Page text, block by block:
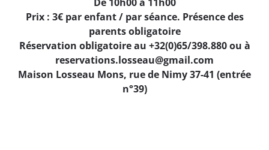
Prix : 3€ par enfant / par séance. Présence des
parents obligatoire
Réservation obligatoire au +32(0)65/398.880 ou à
reservations.losseau@gmail.com
Maison Losseau Mons, rue de Nimy 37-41 (entrée
n°39)